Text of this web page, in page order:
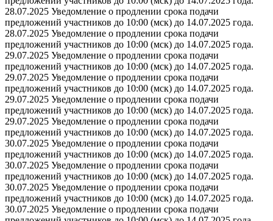
28.07.2025 Уведомление о продлении срока подачи
предложений участников до 10:00 (мск) до 14.07.2025 года.
28.07.2025 Уведомление о продлении срока подачи
предложений участников до 10:00 (мск) до 14.07.2025 года.
29.07.2025 Уведомление о продлении срока подачи
предложений участников до 10:00 (мск) до 14.07.2025 года.
29.07.2025 Уведомление о продлении срока подачи
предложений участников до 10:00 (мск) до 14.07.2025 года.
29.07.2025 Уведомление о продлении срока подачи
предложений участников до 10:00 (мск) до 14.07.2025 года.
29.07.2025 Уведомление о продлении срока подачи
предложений участников до 10:00 (мск) до 14.07.2025 года.
30.07.2025 Уведомление о продлении срока подачи
предложений участников до 10:00 (мск) до 14.07.2025 года.
30.07.2025 Уведомление о продлении срока подачи
предложений участников до 10:00 (мск) до 14.07.2025 года.
30.07.2025 Уведомление о продлении срока подачи
предложений участников до 10:00 (мск) до 14.07.2025 года.
30.07.2025 Уведомление о продлении срока подачи